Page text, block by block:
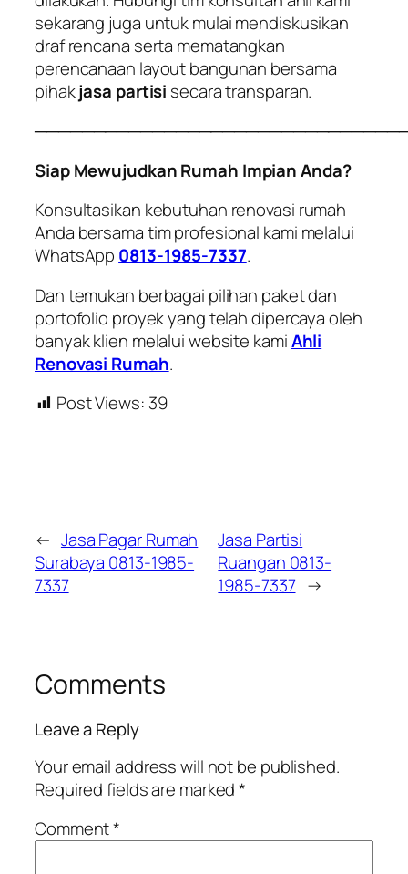
sekarang juga untuk mulai mendiskusikan
draf rencana serta mematangkan
perencanaan layout bangunan bersama
pihakjasa partisi secara transparan.
Siap Mewujudkan Rumah Impian Anda?
Konsultasikan kebutuhan renovasi rumah
Anda bersama tim profesional kami melalui
WhatsApp 0813-1985-7337.
Dan temukan berbagai pilihan paket dan
portofolio proyek yang telah dipercaya oleh
banyak klien melalui website kamiAhli
Renovasi Rumah.
Post Views: 39
← Jasa Pagar Rumah
Surabaya 0813-1985-
7337
Jasa Partisi
Ruangan 0813-
1985-7337 →
Comments
Leave a Reply
Your email address will not be published.
Required fields are marked*
Comment*